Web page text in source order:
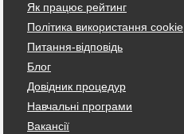
Як працює рейтинг
Політика використання cookie
Питання-відповідь
Блог
Довідник процедур
Навчальні програми
Вакансії